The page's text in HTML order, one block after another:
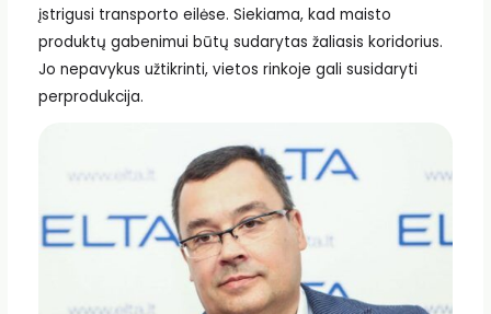
įstrigusi transporto eilėse. Siekiama, kad maisto
produktų gabenimui būtų sudarytas žaliasis koridorius.
Jo nepavykus užtikrinti, vietos rinkoje gali susidaryti
perprodukcija.